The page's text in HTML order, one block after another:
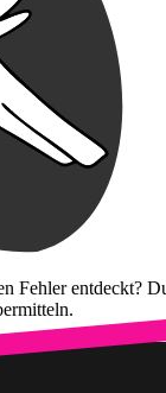
Fehler entdeckt?